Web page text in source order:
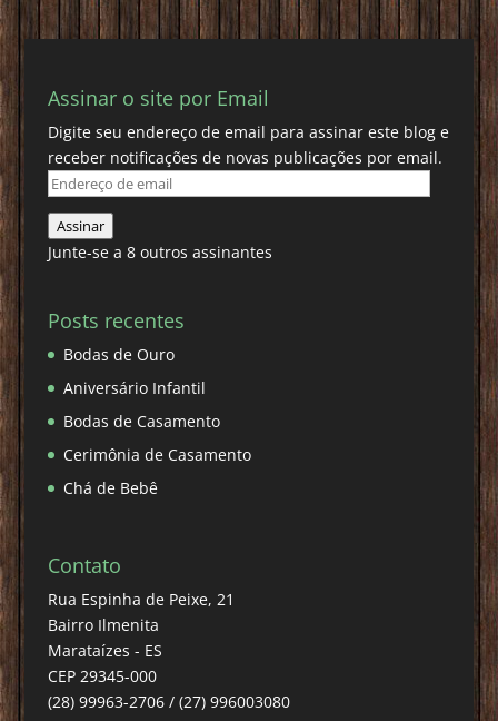
Assinar o site por Email
Digite seu endereço de email para assinar este blog e
receber notificações de novas publicações por email.
Endereço
email
Assinar
Junte-se a 8 outros assinantes
Posts recentes
Bodas de Ouro
Aniversário Infantil
Bodas de Casamento
Cerimônia de Casamento
Chá de Bebê
Contato
Rua Espinha de Peixe, 21
Bairro Ilmenita
Marataízes - ES
CEP 29345-000
(28) 99963-2706 / (27) 996003080